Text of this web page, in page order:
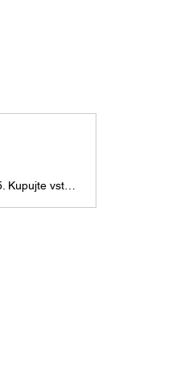
Program a vstupenky na Alejandro Soto Lacoste Trio – 30+20 /Chile,Německo. Již 09.10.2025. Kupujte vstupenky online a užijte si perfektní akci!